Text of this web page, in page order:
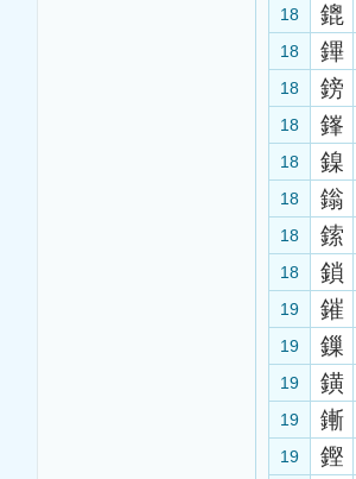
18
鎞
18
鏎
18
鎊
18
鎽
18
鎳
18
鎓
18
鎍
18
鎖
19
鏙
19
鏁
19
鐄
19
鏩
19
鏗